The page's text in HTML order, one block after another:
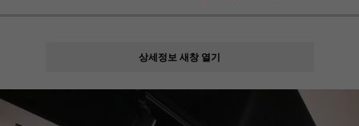
상세정보 새창 열기